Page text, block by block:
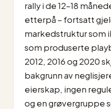
rally i de 12–18
etterpå – fortsatt
markedstruktur som
som produserte
2012, 2016 og 2020
bakgrunn av
eierskap, ingen
og en grøvergruppe